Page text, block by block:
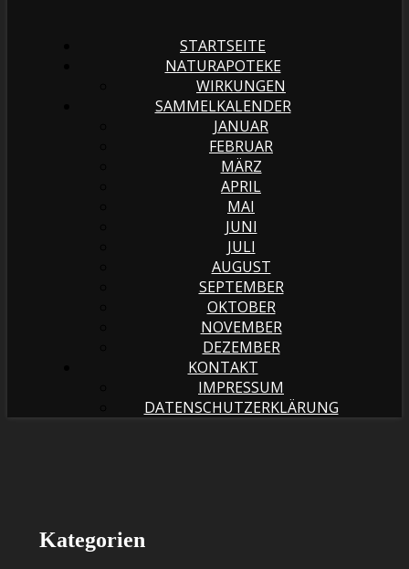
STARTSEITE
NATURAPOTEKE
WIRKUNGEN
SAMMELKALENDER
JANUAR
FEBRUAR
MÄRZ
APRIL
MAI
JUNI
JULI
AUGUST
SEPTEMBER
OKTOBER
NOVEMBER
DEZEMBER
KONTAKT
IMPRESSUM
DATENSCHUTZERKLÄRUNG
Kategorien